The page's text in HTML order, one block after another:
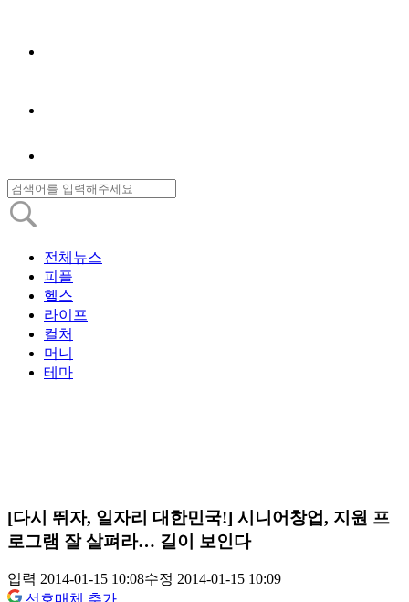
전체뉴스
피플
헬스
라이프
컬처
머니
테마
[다시 뛰자, 일자리 대한민국!] 시니어창업, 지원 프
로그램 잘 살펴라… 길이 보인다
입력 2014-01-15 10:08수정 2014-01-15 10:09